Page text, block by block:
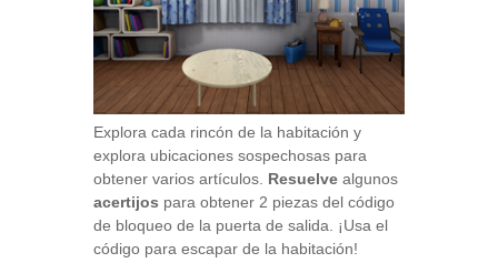
Explora cada rincón de la habitación y
explora ubicaciones sospechosas para
obtener varios artículos. Resuelve algunos
acertijos para obtener 2 piezas del código
de bloqueo de la puerta de salida. ¡Usa el
código para escapar de la habitación!